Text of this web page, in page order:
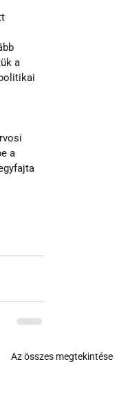
a
a
Az összes megtekintése